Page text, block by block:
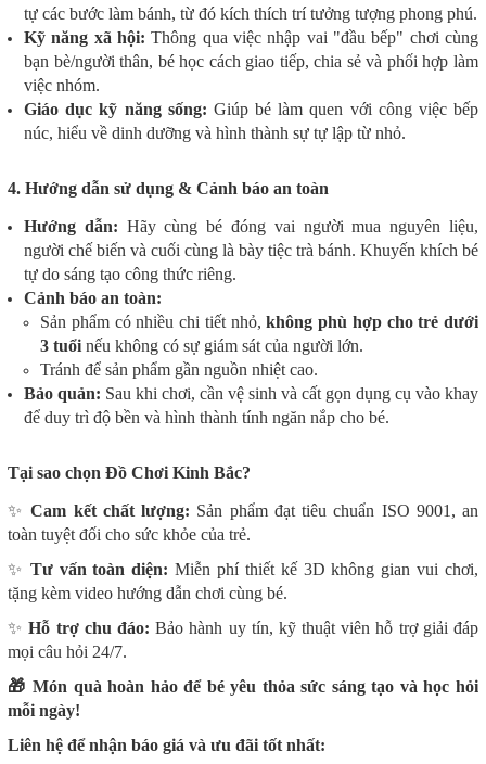
tự các bước làm bánh, từ đó kích thích trí tưởng tượng phong phú.
Kỹ năng xã hội: Thông qua việc nhập vai "đầu bếp" chơi cùng
bạn bè/người thân, bé học cách giao tiếp, chia sẻ và phối hợp làm
việc nhóm.
Giáo dục kỹ năng sống: Giúp bé làm quen với công việc bếp
núc, hiểu về dinh dưỡng và hình thành sự tự lập từ nhỏ.
4. Hướng dẫn sử dụng & Cảnh báo an toàn
Hướng dẫn: Hãy cùng bé đóng vai người mua nguyên liệu,
người chế biến và cuối cùng là bày tiệc trà bánh. Khuyến khích bé
tự do sáng tạo công thức riêng.
Cảnh báo an toàn:
Sản phẩm có nhiều chi tiết nhỏ,không phù hợp cho trẻ dưới
3 tuổi nếu không có sự giám sát của người lớn.
Tránh để sản phẩm gần nguồn nhiệt cao.
Bảo quản: Sau khi chơi, cần vệ sinh và cất gọn dụng cụ vào khay
để duy trì độ bền và hình thành tính ngăn nắp cho bé.
Tại sao chọn Đồ Chơi Kinh Bắc?
✨Cam kết chất lượng: Sản phẩm đạt tiêu chuẩn ISO 9001, an
toàn tuyệt đối cho sức khỏe của trẻ.
✨ Tư vấn toàn diện: Miễn phí thiết kế 3D không gian vui chơi,
tặng kèm video hướng dẫn chơi cùng bé.
✨Hỗ trợ chu đáo: Bảo hành uy tín, kỹ thuật viên hỗ trợ giải đáp
mọi câu hỏi 24/7.
🎁 Món quà hoàn hảo để bé yêu thỏa sức sáng tạo và học hỏi
mỗi ngày!
Liên hệ để nhận báo giá và ưu đãi tốt nhất: